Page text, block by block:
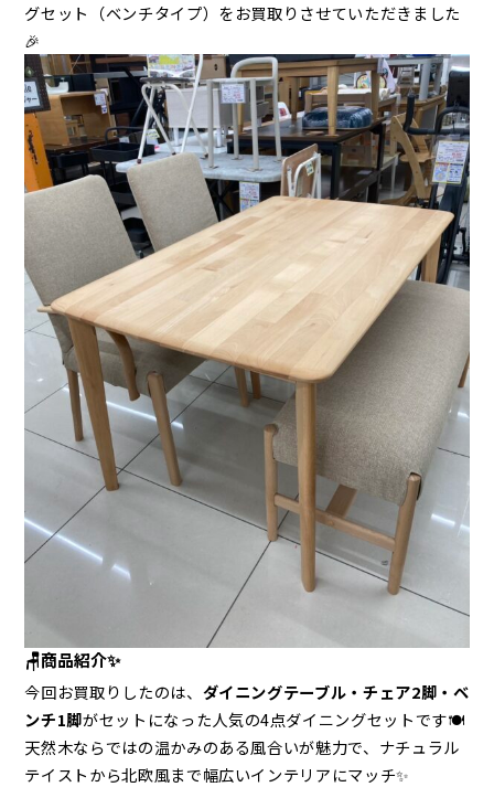
グセット（ベンチタイプ）をお買取りさせていただきました
🎉
🪑商品紹介✨
今回お買取りしたのは、 ダイニングテーブル・チェア2脚・ベ
ンチ1脚がセットになった人気の4点ダイニングセットです🍽️
天然木ならではの温かみのある風合いが魅力で、ナチュラル
テイストから北欧風まで幅広いインテリアにマッチ✨